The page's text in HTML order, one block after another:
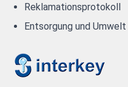
Reklamationsprotokoll
Entsorgung und Umwelt